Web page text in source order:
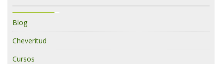
Blog
Cheveritud
Cursos